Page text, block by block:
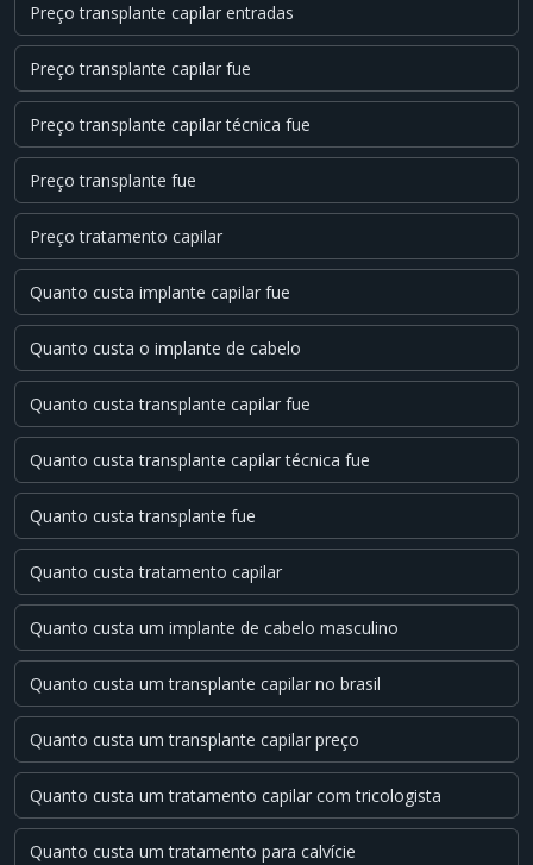
Preço transplante capilar entradas
Preço transplante capilar fue
Preço transplante capilar técnica fue
Preço transplante fue
Preço tratamento capilar
Quanto custa implante capilar fue
Quanto custa o implante de cabelo
Quanto custa transplante capilar fue
Quanto custa transplante capilar técnica fue
Quanto custa transplante fue
Quanto custa tratamento capilar
Quanto custa um implante de cabelo masculino
Quanto custa um transplante capilar no brasil
Quanto custa um transplante capilar preço
Quanto custa um tratamento capilar com tricologista
Quanto custa um tratamento para calvície